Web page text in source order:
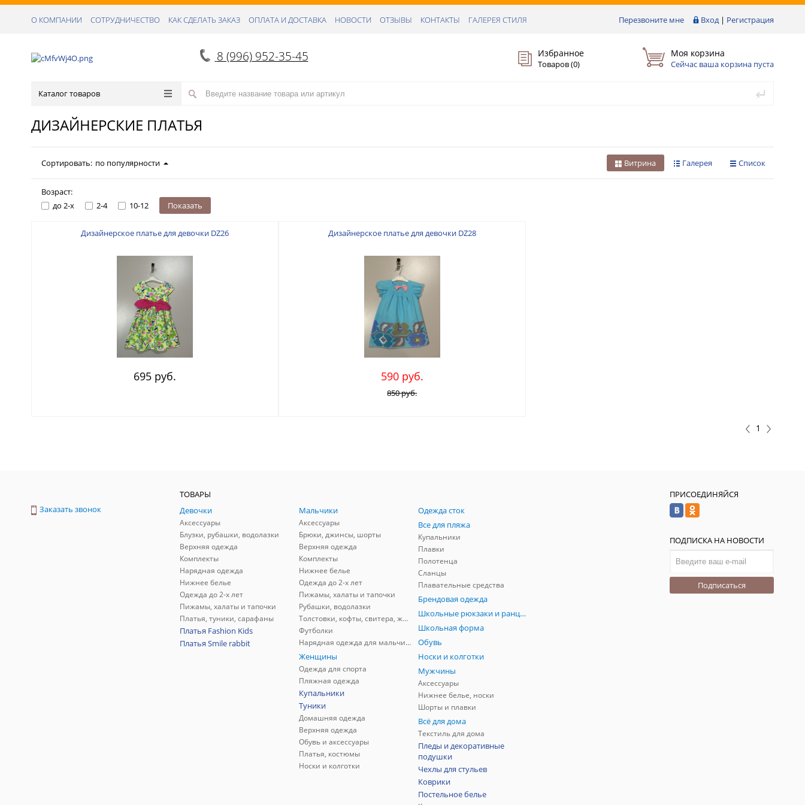
Перезвоните мне Вход | Регистрация
О КОМПАНИИ СОТРУДНИЧЕСТВО КАК СДЕЛАТЬ ЗАКАЗ ОПЛАТА И ДОСТАВКА НОВОСТИ ОТЗЫВЫ КОНТАКТЫ ГАЛЕРЕЯ СТИЛЯ
8 (996) 952-35-45 Избранное
Товаров (0)
Моя корзина
Сейчас ваша корзина пуста
Каталог товаров
ДИЗАЙНЕРСКИЕ ПЛАТЬЯ
Список
Галерея
Витрина
Сортировать: по популярности
Возраст:
до 2-х
2-4 10-12 Показать
Дизайнерское платье для девочки DZ26
695 руб.
Дизайнерское платье для девочки DZ28
590 руб.
850 руб.
1
Заказать звонок
ТОВАРЫ
Девочки
Аксессуары
Блузки, рубашки, водолазки
Верхняя одежда
Комплекты
Нарядная одежда
Нижнее белье
Одежда до 2-х лет
Пижамы, халаты и тапочки
Платья, туники, сарафаны
Платья Fashion Kids
Платья Smile rabbit
Мальчики
Аксессуары
Брюки, джинсы, шорты
Верхняя одежда
Комплекты
Нижнее белье
Одежда до 2-х лет
Пижамы, халаты и тапочки
Рубашки, водолазки
Толстовки, кофты, свитера, жилеты
Футболки
Нарядная одежда для мальчиков
Одежда сток
Все для пляжа
Купальники
Плавки
Полотенца
Сланцы
Плавательные средства
Брендовая одежда
Школьные рюкзаки и ранцы, мешки для обуви
Школьная форма
Обувь
Женщины
Одежда для спорта
Пляжная одежда
Купальники
Туники
Домашняя одежда
Верхняя одежда
Обувь и аксессуары
Платья, костюмы
Носки и колготки
Носки и колготки
Мужчины
Аксессуары
Нижнее белье, носки
Шорты и плавки
Всё для дома
Текстиль для дома
Пледы и декоративные
подушки
Чехлы для стульев
Коврики
Постельное белье
ПРИСОЕДИНЯЙСЯ
ПОДПИСКА НА НОВОСТИ
Подписаться